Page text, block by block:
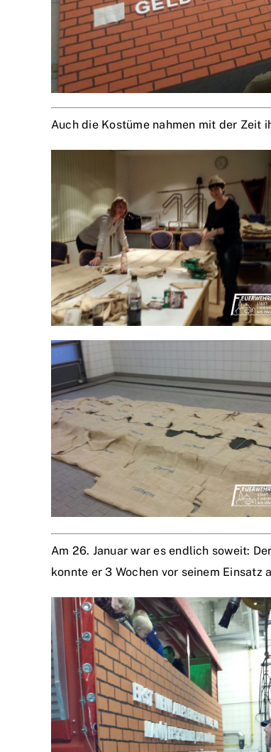
Auch die Kostüme nahmen mit der Zeit
Am 26. Januar war es endlich soweit:
konnte er 3 Wochen vor seinem